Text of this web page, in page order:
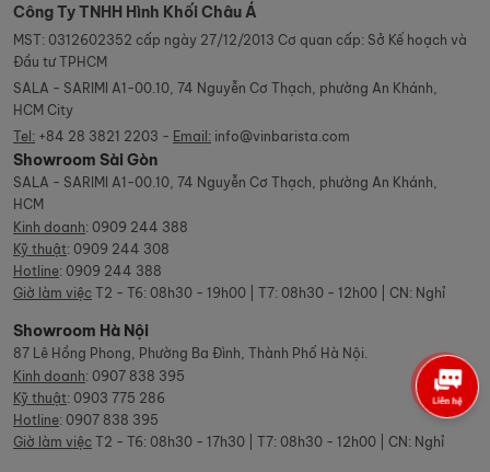
Công Ty TNHH Hình Khối Châu Á
MST: 0312602352 cấp ngày 27/12/2013 Cơ quan cấp: Sở Kế hoạch và
Đầu tư TPHCM
SALA - SARIMI A1-00.10, 74 Nguyễn Cơ Thạch, phường An Khánh,
HCM City
Tel: +84 28 3821 2203 - Email: info@vinbarista.com
Showroom Sài Gòn
SALA - SARIMI A1-00.10, 74 Nguyễn Cơ Thạch, phường An Khánh,
HCM
Kinh doanh: 0909 244 388
Kỹ thuật: 0909 244 308
Hotline: 0909 244 388
Giờ làm việc T2 - T6: 08h30 - 19h00 | T7: 08h30 - 12h00 | CN: Nghỉ
Showroom Hà Nội
87 Lê Hồng Phong, Phường Ba Đình, Thành Phố Hà Nội.
Kinh doanh: 0907 838 395
Kỹ thuật: 0903 775 286
Hotline: 0907 838 395
Giờ làm việc T2 - T6: 08h30 - 17h30 | T7: 08h30 - 12h00 | CN: Nghỉ